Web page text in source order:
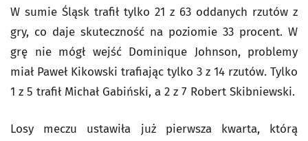
W sumie Śląsk trafił tylko 21 z 63 oddanych rzutów z
gry, co daje skuteczność na poziomie 33 procent. W
grę nie mógł wejść Dominique Johnson, problemy
miał Paweł Kikowski trafiając tylko 3 z 14 rzutów. Tylko
1 z 5 trafił Michał Gabiński, a 2 z 7 Robert Skibniewski.
Losy meczu ustawiła już pierwsza kwarta, którą